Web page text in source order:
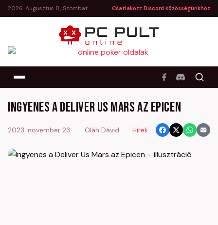
2026. Augusztus 8., Szombat Csatlakozz Discord közösségünkhöz
Ingyenes a Deliver Us Mars az Epicen
2023. november 23. · Oláh Dávid · Hírek